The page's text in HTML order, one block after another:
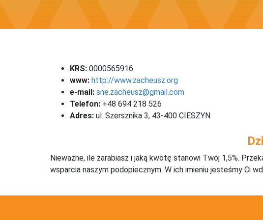
KRS: 0000565916
www: http://www.zacheusz.org
e-mail: sne.zacheusz@gmail.com
Telefon: +48 694 218 526
Adres: ul. Szersznika 3, 43-400 CIESZYN
Nieważne, ile zarabiasz i jaką kwotę stanowi Twój 1,5%.
wsparcia naszym podopiecznym. W ich imieniu jesteśmy Ci